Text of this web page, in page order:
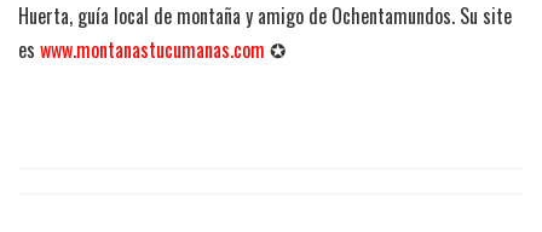
Huerta, guía local de montaña y amigo de Ochentamundos. Su site
es www.montanastucumanas.com ✪